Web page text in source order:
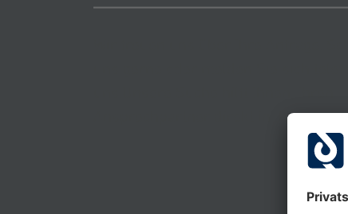
Ansprechpartner direkt in Ihrer